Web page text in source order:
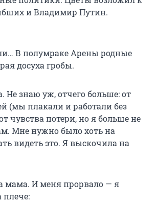
и Владимир Путин.
В полумраке Арены родные
досуха гробы.
Не знаю уж, отчего больше: от
(мы плакали и работали без
чувства потери, но я больше не
Мне нужно было хоть на
видеть это. Я выскочила на
мама. И меня прорвало — я
плече: